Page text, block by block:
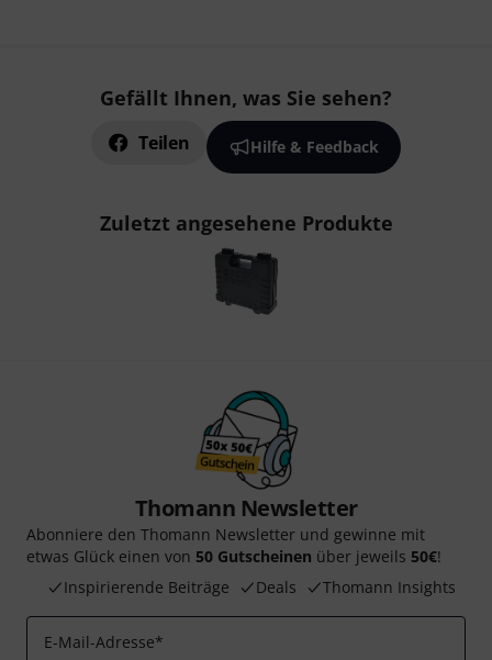
Gefällt Ihnen, was Sie sehen?
Teilen Hilfe & Feedback
Zuletzt angesehene Produkte
Thomann Newsletter
Abonniere den Thomann Newsletter und gewinne mit
etwas Glück einen von 50 Gutscheinen über jeweils 50€!
Inspirierende Beiträge
Deals Thomann Insights
E-Mail-Adresse*